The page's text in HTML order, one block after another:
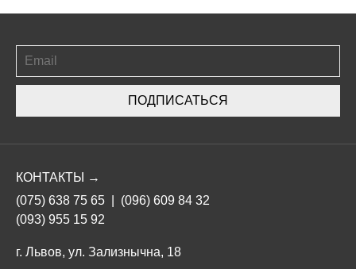
ПОДПИСАТЬСЯ
КОНТАКТЫ →
(075) 638 75 65
(096) 609 84 32
(093) 955 15 92
г. Львов, ул. Зализнычна, 18